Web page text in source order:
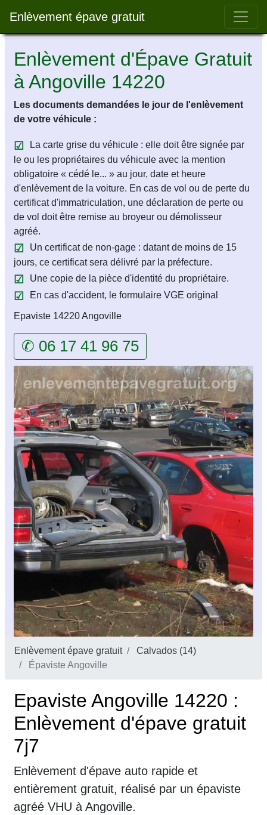
Enlèvement épave gratuit Bar
Enlèvement d'Épave Gratuit
à Angoville 14220
Les documents demandées le jour de l'enlèvement
de votre véhicule :
La carte grise du véhicule : elle doit être signée par
le ou les propriétaires du véhicule avec la mention
obligatoire « cédé le... » au jour, date et heure
d'enlèvement de la voiture. En cas de vol ou de perte du
certificat d'immatriculation, une déclaration de perte ou
de vol doit être remise au broyeur ou démolisseur
agréé.
Un certificat de non-gage : datant de moins de 15
jours, ce certificat sera délivré par la préfecture.
Une copie de la pièce d'identité du propriétaire.
En cas d'accident, le formulaire VGE original
Epaviste 14220 Angoville
✆ 06 17 41 96 75
Enlèvement épave gratuit
Calvados (14)
Épaviste Angoville
Epaviste Angoville 14220 :
Enlèvement d'épave gratuit
7j7
Enlèvement d'épave auto rapide et
entièrement gratuit, réalisé par un épaviste
agréé VHU à Angoville.